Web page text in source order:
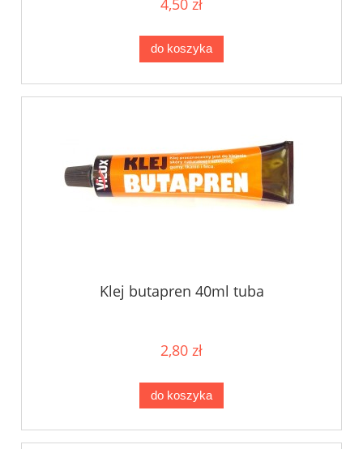
do koszyka
Klej butapren 40ml tuba
2,80 zł
do koszyka